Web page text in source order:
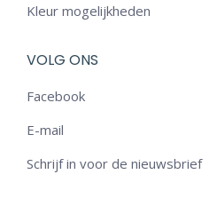
Kleur mogelijkheden
VOLG ONS
Facebook
E-mail
Schrijf in voor de nieuwsbrief